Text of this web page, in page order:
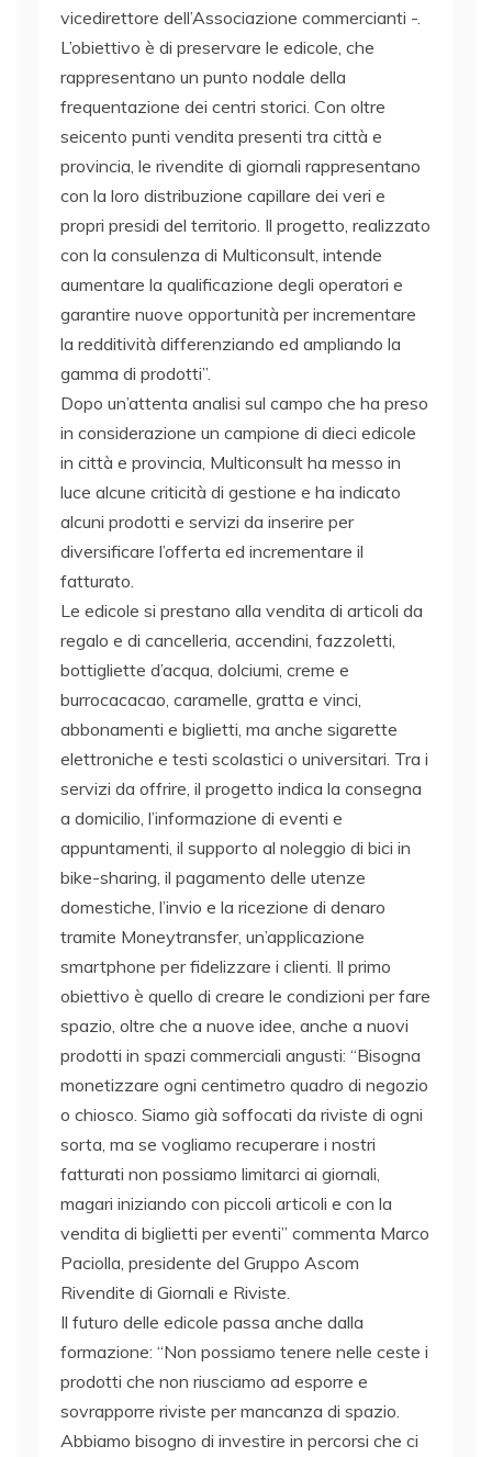
vicedirettore dell’Associazione commercianti -.
L’obiettivo è di preservare le edicole, che
rappresentano un punto nodale della
frequentazione dei centri storici. Con oltre
seicento punti vendita presenti tra città e
provincia, le rivendite di giornali rappresentano
con la loro distribuzione capillare dei veri e
propri presidi del territorio. Il progetto, realizzato
con la consulenza di Multiconsult, intende
aumentare la qualificazione degli operatori e
garantire nuove opportunità per incrementare
la redditività differenziando ed ampliando la
gamma di prodotti”.
Dopo un’attenta analisi sul campo che ha preso
in considerazione un campione di dieci edicole
in città e provincia, Multiconsult ha messo in
luce alcune criticità di gestione e ha indicato
alcuni prodotti e servizi da inserire per
diversificare l’offerta ed incrementare il
fatturato.
Le edicole si prestano alla vendita di articoli da
regalo e di cancelleria, accendini, fazzoletti,
bottigliette d’acqua, dolciumi, creme e
burrocacacao, caramelle, gratta e vinci,
abbonamenti e biglietti, ma anche sigarette
elettroniche e testi scolastici o universitari. Tra i
servizi da offrire, il progetto indica la consegna
a domicilio, l’informazione di eventi e
appuntamenti, il supporto al noleggio di bici in
bike-sharing, il pagamento delle utenze
domestiche, l’invio e la ricezione di denaro
tramite Moneytransfer, un’applicazione
smartphone per fidelizzare i clienti. Il primo
obiettivo è quello di creare le condizioni per fare
spazio, oltre che a nuove idee, anche a nuovi
prodotti in spazi commerciali angusti: “Bisogna
monetizzare ogni centimetro quadro di negozio
o chiosco. Siamo già soffocati da riviste di ogni
sorta, ma se vogliamo recuperare i nostri
fatturati non possiamo limitarci ai giornali,
magari iniziando con piccoli articoli e con la
vendita di biglietti per eventi” commenta Marco
Paciolla, presidente del Gruppo Ascom
Rivendite di Giornali e Riviste.
Il futuro delle edicole passa anche dalla
formazione: “Non possiamo tenere nelle ceste i
prodotti che non riusciamo ad esporre e
sovrapporre riviste per mancanza di spazio.
Abbiamo bisogno di investire in percorsi che ci